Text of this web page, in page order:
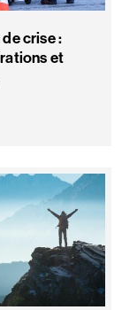
crise :
et